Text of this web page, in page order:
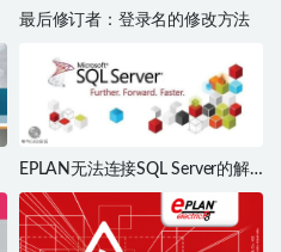
最后修订者：登录名的修改方法
EPLAN无法连接SQL Server的解
决办法